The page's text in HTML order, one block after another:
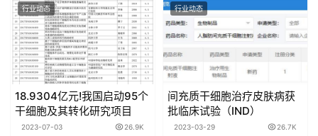
行业动态
18.9304亿元!我国启动95个
干细胞及其转化研究项目
2023-07-03 26.9K
行业动态
间充质干细胞治疗皮肤病获
批临床试验（IND）
2023-03-29 26.7K